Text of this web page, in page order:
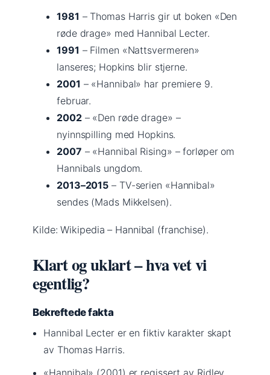
1981 – Thomas Harris gir ut boken «Den
røde drage» med Hannibal Lecter.
1991 – Filmen «Nattsvermeren»
lanseres; Hopkins blir stjerne.
2001 – «Hannibal» har premiere 9.
februar.
2002– «Den røde drage» –
nyinnspilling med Hopkins.
2007 – «Hannibal Rising» – forløper om
Hannibals ungdom.
2013–2015 – TV-serien «Hannibal»
sendes (Mads Mikkelsen).
Kilde: Wikipedia – Hannibal (franchise).
Klart og uklart – hva vet vi
egentlig?
Bekreftede fakta
Hannibal Lecter er en fiktiv karakter skapt
av Thomas Harris.
«Hannibal» (2001) er regissert av Ridley